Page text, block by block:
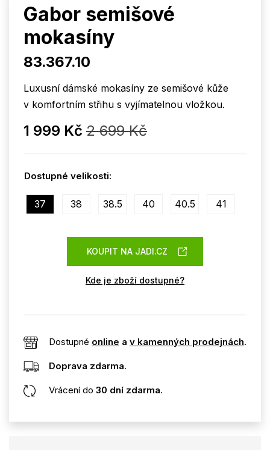
Gabor semišové
mokasíny
83.367.10
Luxusní dámské mokasíny ze semišové kůže
v komfortním střihu s vyjímatelnou vložkou.
1 999 Kč 2 699 Kč
Dostupné velikosti:
37 38 38.5 40 40.5 41
KOUPIT NA JADI.CZ
Kde je zboží dostupné?
Dostupné online a v kamenných prodejnách.
Doprava zdarma.
Vrácení do 30 dní zdarma.